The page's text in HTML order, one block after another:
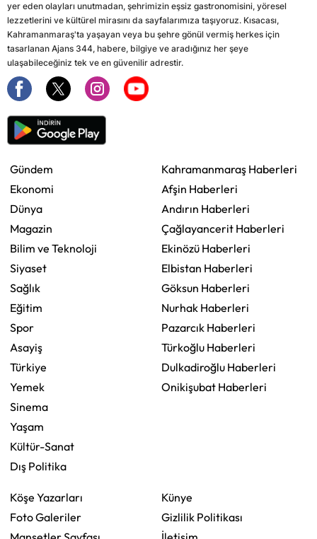
yer eden olayları unutmadan, şehrimizin eşsiz gastronomisini, yöresel
lezzetlerini ve kültürel mirasını da sayfalarımıza taşıyoruz. Kısacası,
Kahramanmaraş'ta yaşayan veya bu şehre gönül vermiş herkes için
tasarlanan Ajans 344, habere, bilgiye ve aradığınız her şeye
ulaşabileceğiniz tek ve en güvenilir adrestir.
Gündem
Ekonomi
Dünya
Magazin
Bilim ve Teknoloji
Siyaset
Sağlık
Eğitim
Spor
Asayiş
Türkiye
Yemek
Sinema
Yaşam
Kültür-Sanat
Dış Politika
Kahramanmaraş Haberleri
Afşin Haberleri
Andırın Haberleri
Çağlayancerit Haberleri
Ekinözü Haberleri
Elbistan Haberleri
Göksun Haberleri
Nurhak Haberleri
Pazarcık Haberleri
Türkoğlu Haberleri
Dulkadiroğlu Haberleri
Onikişubat Haberleri
Köşe Yazarları
Foto Galeriler
Künye
Gizlilik Politikası